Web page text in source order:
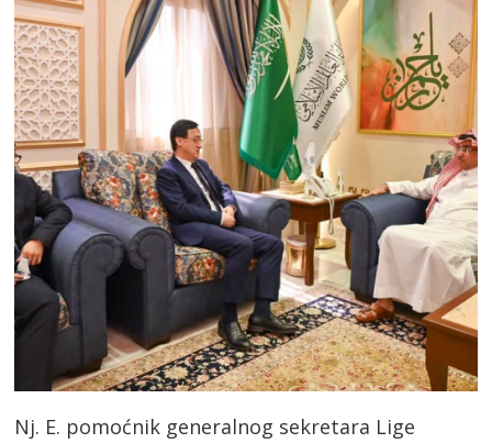
Nj. E. pomoćnik generalnog sekretara Lige